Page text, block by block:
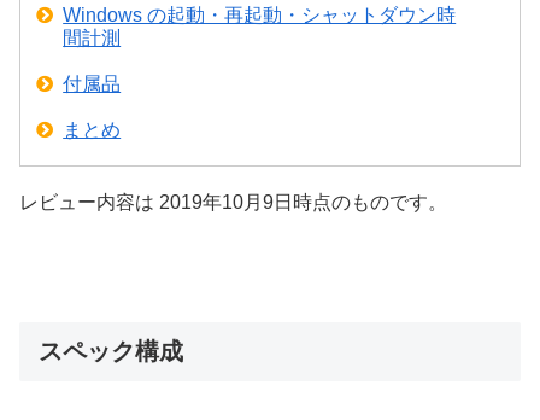
Windows の起動・再起動・シャットダウン時
間計測
付属品
まとめ
レビュー内容は 2019年10月9日時点のものです。
スペック構成